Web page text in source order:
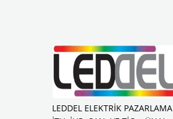
LEDDEL ELEKTRİK PAZARLAMA